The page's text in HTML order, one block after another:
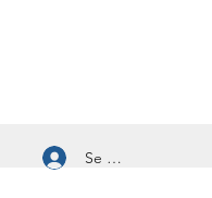
Se connecter